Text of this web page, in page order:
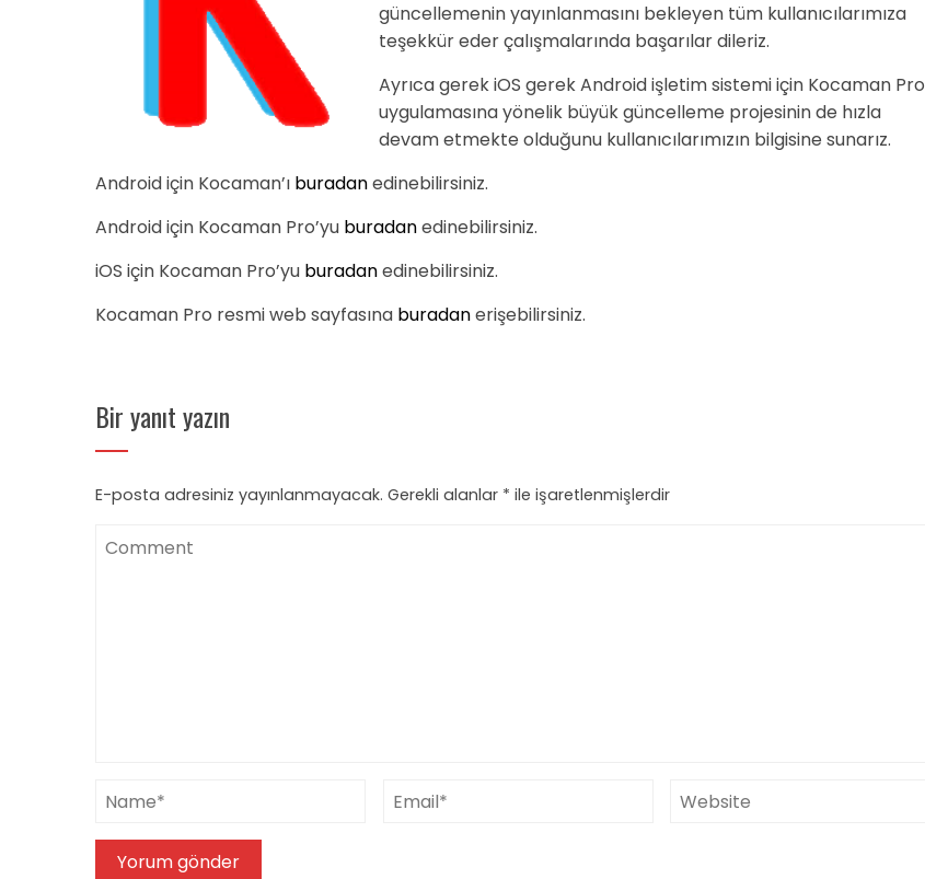
güncellemenin yayınlanmasını bekleyen tüm kullanıcılarımıza
teşekkür eder çalışmalarında başarılar dileriz.
Ayrıca gerek iOS gerek Android işletim sistemi için Kocaman Pro
uygulamasına yönelik büyük güncelleme projesinin de hızla
devam etmekte olduğunu kullanıcılarımızın bilgisine sunarız.
Android için Kocaman’ı buradanedinebilirsiniz.
Android için Kocaman Pro’yu buradanedinebilirsiniz.
iOS için Kocaman Pro’yu buradanedinebilirsiniz.
Kocaman Pro resmi web sayfasına buradanerişebilirsiniz.
Bir yanıt yazın
E-posta adresiniz yayınlanmayacak. Gerekli alanlar * ile işaretlenmişlerdir